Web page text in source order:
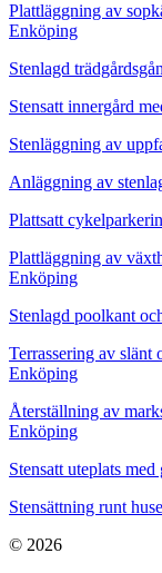
Plattläggning av
Enköping
Stenlagd
Stensatt innergård
Stenläggning av
Anläggning av
Plattsatt
Plattläggning av
Enköping
Stenlagd poolkant
Terrassering av slänt
Enköping
Återställning av
Enköping
Stensatt uteplats
Stensättning runt
© 2026